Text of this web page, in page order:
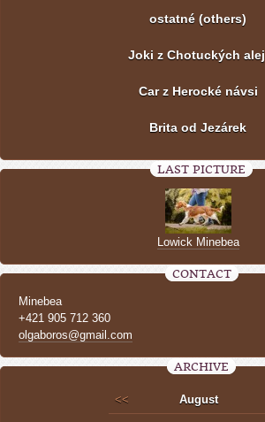
ostatné (others)
Joki z Chotuckých
Car z Herocké návsi
Brita od Jezárek
LAST PICTURE
Lowick Minebea
CONTACT
Minebea
+421 905 712 360
olgaboros@gmail.com
ARCHIVE
<< August